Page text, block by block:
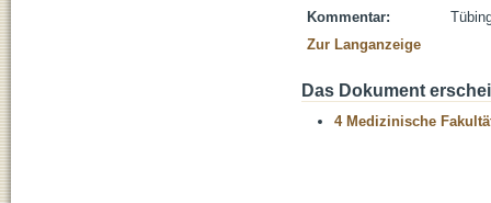
Kommentar:
Zur Langanzeige
Das Dokument
4 Medizinische